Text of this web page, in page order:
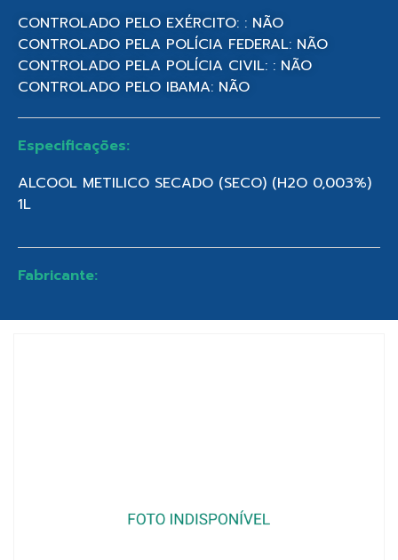
CONTROLADO PELO EXÉRCITO: : NÃO
CONTROLADO PELA POLÍCIA FEDERAL: NÃO
CONTROLADO PELA POLÍCIA CIVIL: : NÃO
CONTROLADO PELO IBAMA: NÃO
Especificações:
ALCOOL METILICO SECADO (SECO) (H2O 0,003%)
1L
Fabricante: